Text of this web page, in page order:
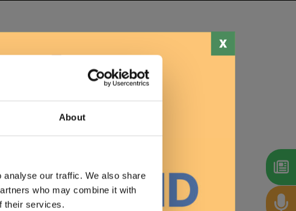
About
our traffic. We also share
who may combine it with
their services.